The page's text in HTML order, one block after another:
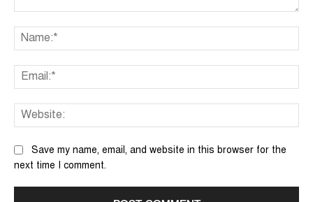
Save my name, email, and website in this browser for the
next time I comment.